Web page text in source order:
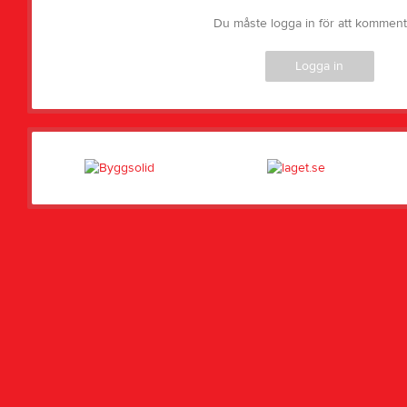
Du måste logga in för att
Logga in